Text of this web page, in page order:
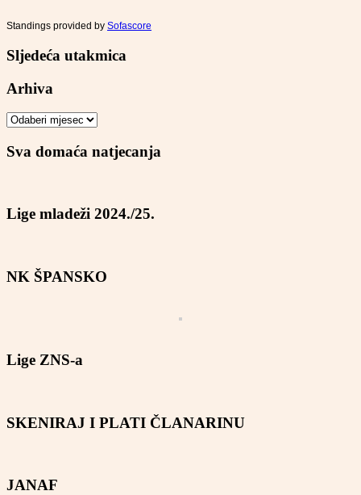
Standings provided by Sofascore
Sljedeća utakmica
Arhiva
Arhiva
Sva domaća natjecanja
Lige mladeži 2024./25.
NK ŠPANSKO
Lige ZNS-a
SKENIRAJ I PLATI ČLANARINU
JANAF